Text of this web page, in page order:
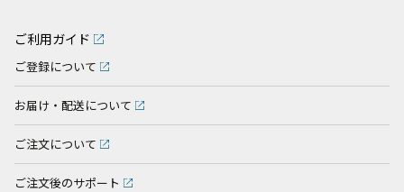
ご利用ガイド
ご登録について
お届け・配送について
ご注文について
ご注文後のサポート